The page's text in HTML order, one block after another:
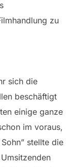
zu
sich die
beschäftigt
einige ganze
im voraus,
stellte die